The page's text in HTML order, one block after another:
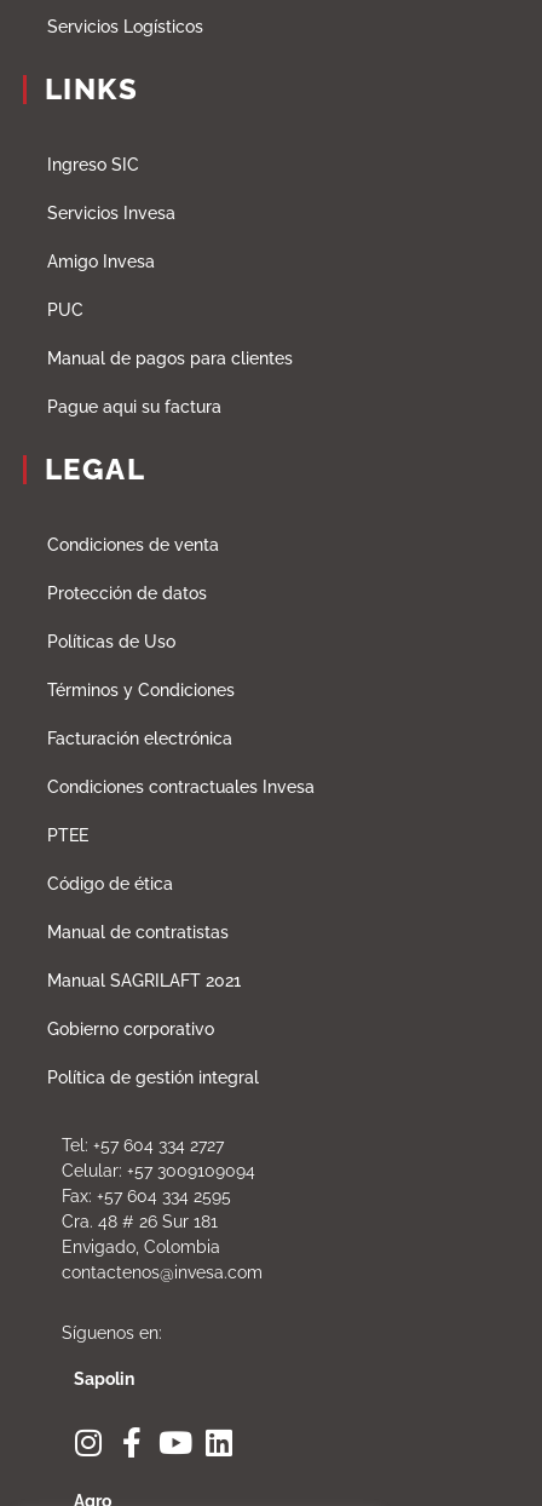
Servicios Logísticos
LINKS
Ingreso SIC
Servicios Invesa
Amigo Invesa
PUC
Manual de pagos para clientes
Pague aqui su factura
LEGAL
Condiciones de venta
Protección de datos
Políticas de Uso
Términos y Condiciones
Facturación electrónica
Condiciones contractuales Invesa
PTEE
Código de ética
Manual de contratistas
Manual SAGRILAFT 2021
Gobierno corporativo
Política de gestión integral
Tel: +57 604 334 2727
Celular: +57 3009109094
Fax: +57 604 334 2595
Cra. 48 # 26 Sur 181
Envigado, Colombia
contactenos@invesa.com
Síguenos en:
Sapolin
Agro